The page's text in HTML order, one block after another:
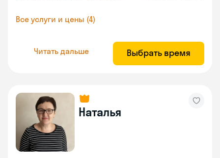
Все услуги и цены (4)
Читать дальше Выбрать время
Наталья